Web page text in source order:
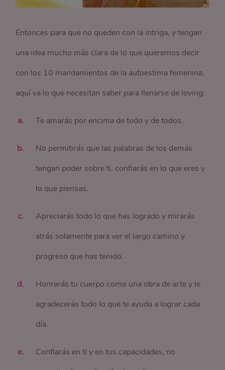
Entonces para que no queden con la intriga, y tengan
una idea mucho más clara de lo que queremos decir
con los 10 mandamientos de la autoestima femenina,
aquí va lo que necesitan saber para llenarse de loving:
Te amarás por encima de todo y de todos.
No permitirás que las palabras de los demás
tengan poder sobre ti, confiarás en lo que eres y
lo que piensas.
Apreciarás todo lo que has logrado y mirarás
atrás solamente para ver el largo camino y
progreso que has tenido.
Honrarás tu cuerpo como una obra de arte y le
agradecerás todo lo que te ayuda a lograr cada
día.
Confiarás en ti y en tus capacidades, no